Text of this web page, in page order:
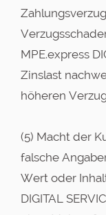
MPE.express
Zinslast
höheren
(5) Macht der
falsche
Wert oder
DIGITAL